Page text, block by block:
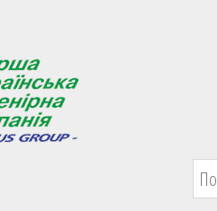
Сувенирная